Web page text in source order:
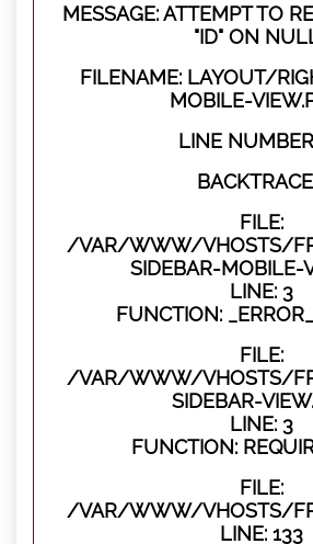
MESSAGE: ATTEMPT TO
"ID" ON
FILENAME: LAYOUT/
MOBILE-
LINE
FILE:
/VAR/WWW/VHOSTS/
SIDEBAR-MOBILE-
LINE: 3
FUNCTION:
FILE:
/VAR/WWW/VHOSTS/
SIDEBAR-
LINE: 3
FUNCTION:
FILE:
/VAR/WWW/VHOSTS/
LINE: 133